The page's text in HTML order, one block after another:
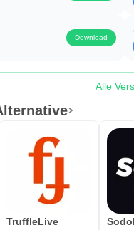
Download
Alle
TruffleLive